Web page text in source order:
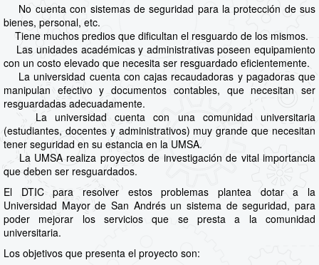
No cuenta con sistemas de seguridad para la protección de sus
bienes, personal, etc.
Tiene muchos predios que dificultan el resguardo de los mismos.
Las unidades académicas y administrativas poseen equipamiento
con un costo elevado que necesita ser resguardado eficientemente.
La universidad cuenta con cajas recaudadoras y pagadoras que
manipulan efectivo y documentos contables, que necesitan ser
resguardadas adecuadamente.
La universidad cuenta con una comunidad universitaria
(estudiantes, docentes y administrativos) muy grande que necesitan
tener seguridad en su estancia en la UMSA.
La UMSA realiza proyectos de investigación de vital importancia
que deben ser resguardados.
El DTIC para resolver estos problemas plantea dotar a la
Universidad Mayor de San Andrés un sistema de seguridad, para
poder mejorar los servicios que se presta a la comunidad
universitaria.
Los objetivos que presenta el proyecto son: